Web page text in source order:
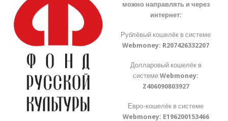
можно направлять и через
интернет:
Рублёвый кошелёк в системе
Webmoney: R207426332207
Долларовый кошелёк в
системеWebmoney:
Z406090803927
Евро-кошелёк в системе
Webmoney: E196200153466